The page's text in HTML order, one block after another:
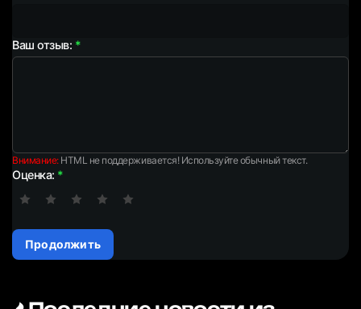
Ваш отзыв:
Внимание:HTML не поддерживается! Используйте обычный текст.
Оценка:
Продолжить